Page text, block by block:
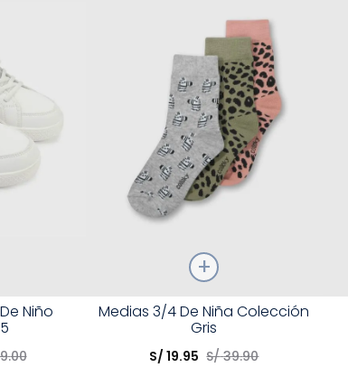
Niño
.00
Talla
Elige una opción
Medias 3/4 De Niña Colección
Gris
S/ 19.95 S/ 39.90